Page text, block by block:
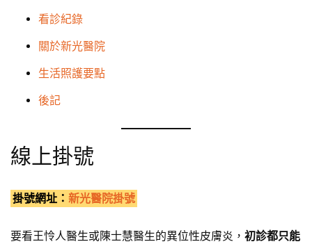
看診紀錄
關於新光醫院
生活照護要點
後記
線上掛號
掛號網址：新光醫院掛號
要看王怜人醫生或陳士慧醫生的異位性皮膚炎， 初診都只能